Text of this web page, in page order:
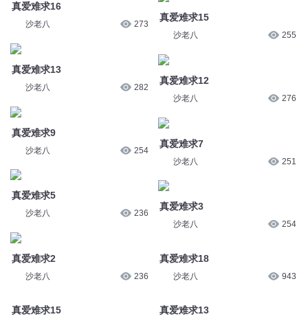
真爱难求16
沙老八 273
真爱难求13
沙老八 282
真爱难求9
沙老八 254
真爱难求5
沙老八 236
真爱难求2
沙老八 236
真爱难求15
真爱难求15
沙老八 255
真爱难求12
沙老八 276
真爱难求7
沙老八 251
真爱难求3
沙老八 254
真爱难求18
沙老八 943
真爱难求13